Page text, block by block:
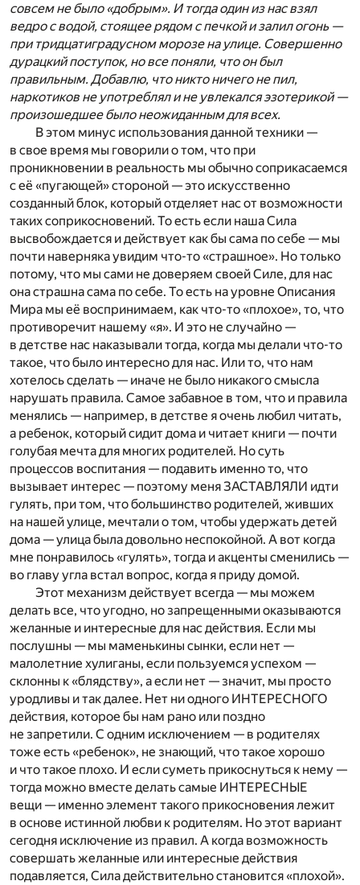
совсем не было «добрым». И тогда один из нас взял
ведро с водой, стоящее рядом с печкой и залил огонь —
при тридцатиградусном морозе на улице. Совершенно
дурацкий поступок, но все поняли, что он был
правильным. Добавлю, что никто ничего не пил,
наркотиков не употреблял и не увлекался эзотерикой —
произошедшее было неожиданным для всех.
В этом минус использования данной техники —
в свое время мы говорили о том, что при
проникновении в реальность мы обычно соприкасаемся
с её «пугающей» стороной — это искусственно
созданный блок, который отделяет нас от возможности
таких соприкосновений. То есть если наша Сила
высвобождается и действует как бы сама по себе — мы
почти наверняка увидим что-то «страшное». Но только
потому, что мы сами не доверяем своей Силе, для нас
она страшна сама по себе. То есть на уровне Описания
Мира мы её воспринимаем, как что-то «плохое», то, что
противоречит нашему «я». И это не случайно —
в детстве нас наказывали тогда, когда мы делали что-то
такое, что было интересно для нас. Или то, что нам
хотелось сделать — иначе не было никакого смысла
нарушать правила. Самое забавное в том, что и правила
менялись — например, в детстве я очень любил читать,
а ребенок, который сидит дома и читает книги — почти
голубая мечта для многих родителей. Но суть
процессов воспитания — подавить именно то, что
вызывает интерес — поэтому меня ЗАСТАВЛЯЛИ идти
гулять, при том, что большинство родителей, живших
на нашей улице, мечтали о том, чтобы удержать детей
дома — улица была довольно неспокойной. А вот когда
мне понравилось «гулять», тогда и акценты сменились —
во главу угла встал вопрос, когда я приду домой.
Этот механизм действует всегда — мы можем
делать все, что угодно, но запрещенными оказываются
желанные и интересные для нас действия. Если мы
послушны — мы маменькины сынки, если нет —
малолетние хулиганы, если пользуемся успехом —
склонны к «блядству», а если нет — значит, мы просто
уродливы и так далее. Нет ни одного ИНТЕРЕСНОГО
действия, которое бы нам рано или поздно
не запретили. С одним исключением — в родителях
тоже есть «ребенок», не знающий, что такое хорошо
и что такое плохо. И если суметь прикоснуться к нему —
тогда можно вместе делать самые ИНТЕРЕСНЫЕ
вещи — именно элемент такого прикосновения лежит
в основе истинной любви к родителям. Но этот вариант
сегодня исключение из правил. А когда возможность
совершать желанные или интересные действия
подавляется, Сила действительно становится «плохой».